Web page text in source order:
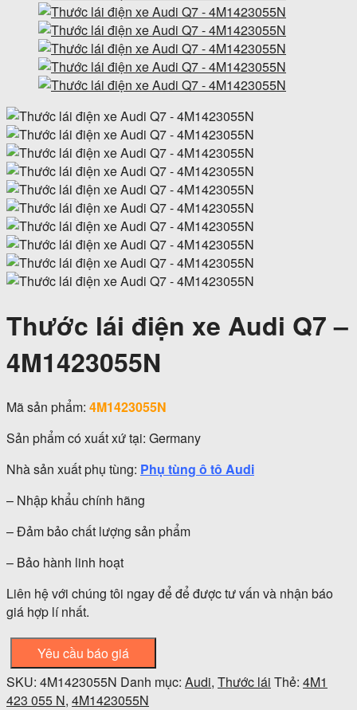
Thước lái điện xe Audi Q7 –
4M1423055N
Mã sản phẩm: 4M1423055N
Sản phẩm có xuất xứ tại: Germany
Nhà sản xuất phụ tùng: Phụ tùng ô tô Audi
– Nhập khẩu chính hãng
– Đảm bảo chất lượng sản phẩm
– Bảo hành linh hoạt
Liên hệ với chúng tôi ngay để để được tư vấn và nhận báo
giá hợp lí nhất.
Yêu cầu báo giá
SKU: 4M1423055N Danh mục: Audi, Thước lái Thẻ: 4M1
423 055 N, 4M1423055N